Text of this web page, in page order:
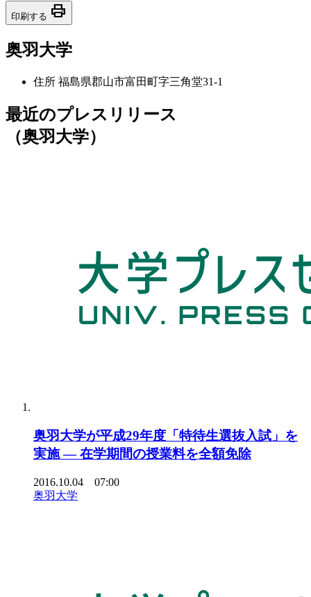
印刷する print
奥羽大学
住所 福島県郡山市富田町字三角堂31-1
最近のプレスリリース
（奥羽大学）
奥羽大学が平成29年度「特待生選抜入試」を
実施 — 在学期間の授業料を全額免除
2016.10.04 07:00
奥羽大学